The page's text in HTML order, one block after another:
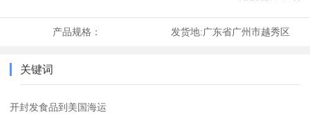
产品规格： 发货地:广东省广州市越秀区
关键词
开封发食品到美国海运